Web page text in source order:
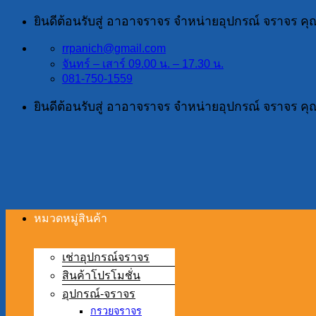
ข้าม
ยินดีต้อนรับสู่ อาอาจราจร จำหน่ายอุปกรณ์ จราจร
rrpanich@gmail.com
จันทร์ – เสาร์ 09.00 น. – 17.30 น.
081-750-1559
ยินดีต้อนรับสู่ อาอาจราจร จำหน่ายอุปกรณ์ จราจร
หมวดหมู่สินค้า
เช่าอุปกรณ์จราจร
สินค้าโปรโมชั่น
อุปกรณ์-จราจร
กรวยจราจร